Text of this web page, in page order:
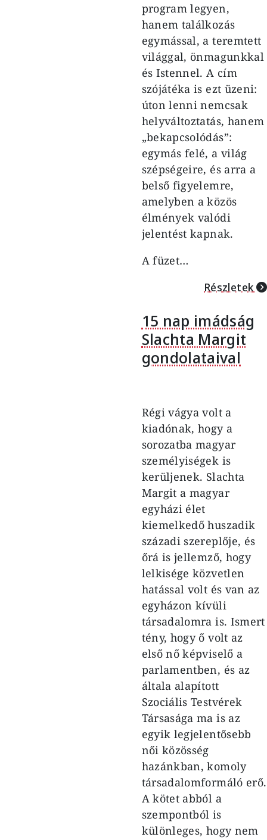
program legyen,
hanem találkozás
egymással, a teremtett
világgal, önmagunkkal
és Istennel. A cím
szójátéka is ezt üzeni:
úton lenni nemcsak
helyváltoztatás, hanem
„bekapcsolódás”:
egymás felé, a világ
szépségeire, és arra a
belső figyelemre,
amelyben a közös
élmények valódi
jelentést kapnak.
A füzet…
Részletek
15 nap imádság
Slachta Margit
gondolataival
Régi vágya volt a
kiadónak, hogy a
sorozatba magyar
személyiségek is
kerüljenek. Slachta
Margit a magyar
egyházi élet
kiemelkedő huszadik
századi szereplője, és
őrá is jellemző, hogy
lelkisége közvetlen
hatással volt és van az
egyházon kívüli
társadalomra is. Ismert
tény, hogy ő volt az
első nő képviselő a
parlamentben, és az
általa alapított
Szociális Testvérek
Társasága ma is az
egyik legjelentősebb
női közösség
hazánkban, komoly
társadalomformáló erő.
A kötet abból a
szempontból is
különleges, hogy nem